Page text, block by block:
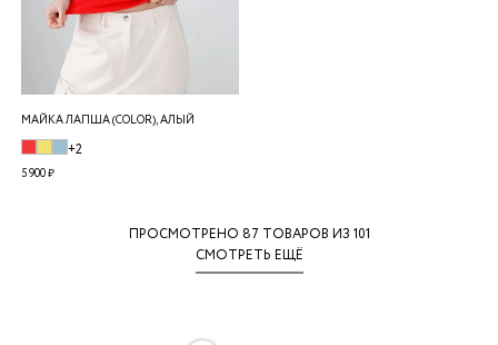
МАЙКА ЛАПША (COLOR), АЛЫЙ
+2
5 900 ₽
ПРОСМОТРЕНО 87 ТОВАРОВ ИЗ 101
СМОТРЕТЬ ЕЩЁ